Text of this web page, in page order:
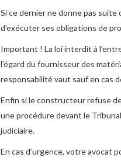
Si ce dernier ne donne pas
d’exécuter ses obligations de
Important ! La loi interdit à
l’égard du fournisseur des
responsabilité vaut sauf en cas
Enfin si le constructeur refuse
une procédure devant le
judiciaire.
En cas d’urgence, votre avocat